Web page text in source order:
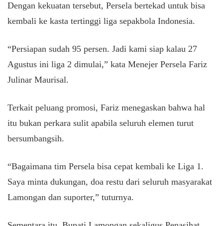
Dengan kekuatan tersebut, Persela bertekad untuk bisa
kembali ke kasta tertinggi liga sepakbola Indonesia.
“Persiapan sudah 95 persen. Jadi kami siap kalau 27
Agustus ini liga 2 dimulai,” kata Menejer Persela Fariz
Julinar Maurisal.
Terkait peluang promosi, Fariz menegaskan bahwa hal
itu bukan perkara sulit apabila seluruh elemen turut
bersumbangsih.
“Bagaimana tim Persela bisa cepat kembali ke Liga 1.
Saya minta dukungan, doa restu dari seluruh masyarakat
Lamongan dan suporter,” tuturnya.